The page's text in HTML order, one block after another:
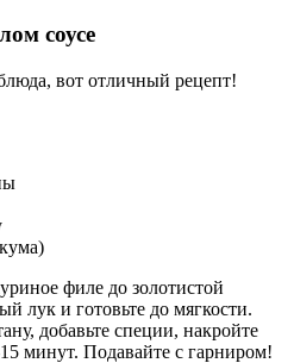
соусе
вот отличный рецепт!
филе до золотистой
лук и готовьте до мягкости.
добавьте специи, накройте
минут. Подавайте с гарниром!